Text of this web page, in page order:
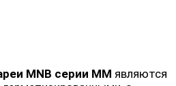
MNB серии MM являются